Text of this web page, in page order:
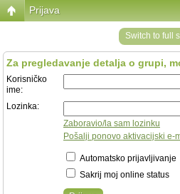
Prijava
Switch to full
Za pregledavanje detalja o grupi,
Korisničko
ime:
Lozinka:
Zaboravio/la sam lozinku
Pošalji ponovo aktivacijski e-
Automatsko prijavljivanje
Sakrij moj online status